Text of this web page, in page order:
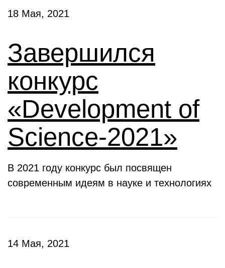
18 Мая, 2021
Завершился
конкурс
«Development of
Science-2021»
В 2021 году конкурс был посвящен
современным идеям в науке и технологиях
14 Мая, 2021